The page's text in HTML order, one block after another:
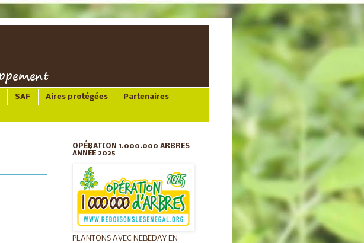
SAF Aires protégées Partenaires
OPÉRATION 1.000.000 ARBRES
ANNÉE 2025
PLANTONS AVEC NEBEDAY EN